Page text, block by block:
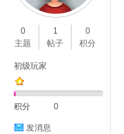
0
主题
1
帖子
0
积分
初级玩家
积分 0
发消息